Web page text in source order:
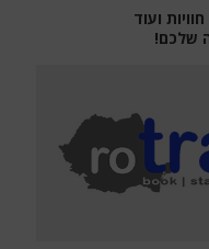
ועוד
שלכם!